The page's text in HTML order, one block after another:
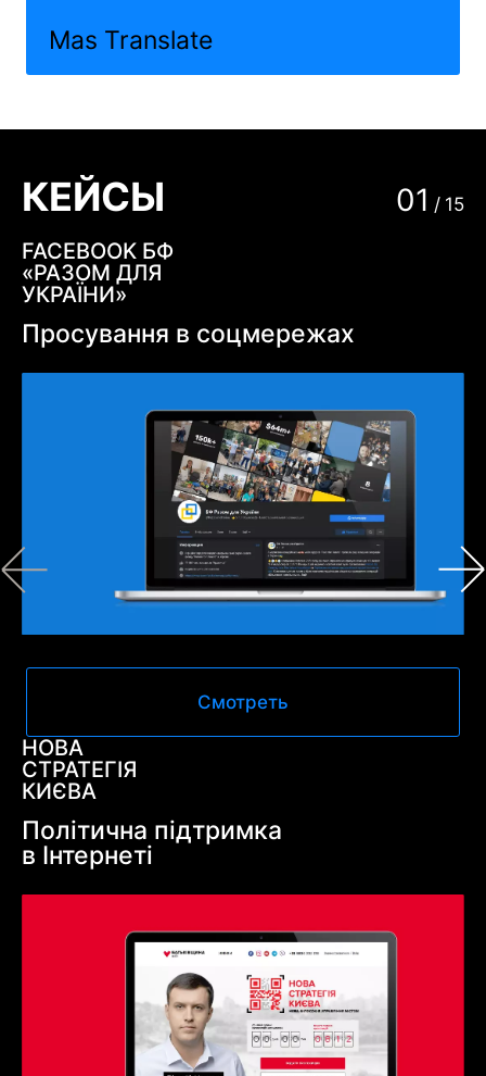
Mas Translate
КЕЙСЫ 01 / 15
FACEBOOK БФ
«РАЗОМ ДЛЯ
УКРАЇНИ»
Просування в соцмережах
Смотреть
НОВА
СТРАТЕГІЯ
КИЄВА
Політична підтримка
в Інтернеті